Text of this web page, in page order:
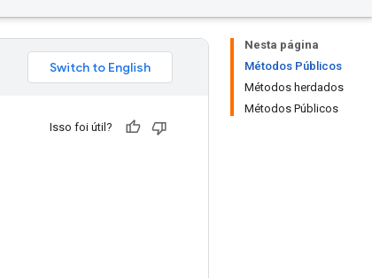
Nesta página
Métodos Públicos
Métodos herdados
Métodos Públicos
Isso foi útil?